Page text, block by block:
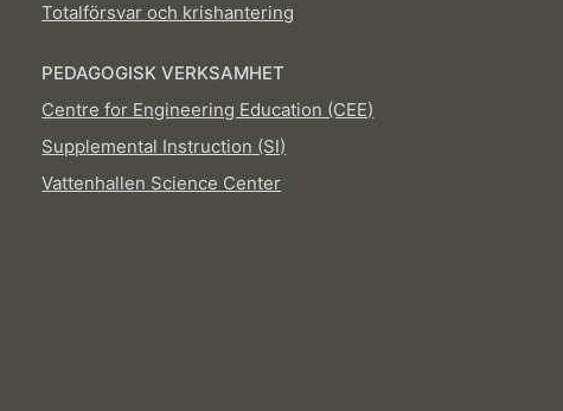
Totalförsvar och krishantering
PEDAGOGISK VERKSAMHET
Centre for Engineering Education (CEE)
Supplemental Instruction (SI)
Vattenhallen Science Center